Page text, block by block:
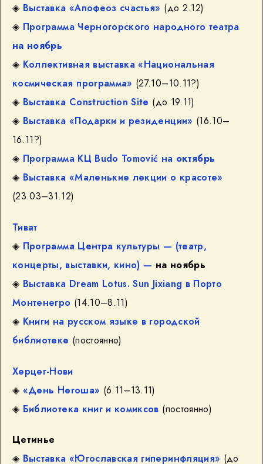
◈ Выставка «Апофеоз счастья» (до 2.12)
◈ Программа Черногорского народного театра
на ноябрь
◈ Коллективная выставка «Национальная
космическая программа» (27.10–10.11?)
◈ Выставка Construction Site (до 19.11)
◈ Выставка «Подарки и резиденции» (16.10–
16.11?)
◈ Программа КЦ Budo Tomović на октябрь
◈ Выставка «Маленькие лекции о красоте»
(23.03–31.12)
Тиват
◈ Программа Центра культуры — (театр,
концерты, выставки, кино) — на ноябрь
◈ Выставка Dream Lotus. Sun Jixiang в Порто
Монтенегро (14.10–8.11)
◈ Книги на русском языке в городской
библиотеке (постоянно)
Херцег-Нови
◈ «День Негоша» (6.11–13.11)
◈ Библиотека книг и комиксов (постоянно)
Цетинье
◈ Выставка «Югославская гиперинфляция» (до